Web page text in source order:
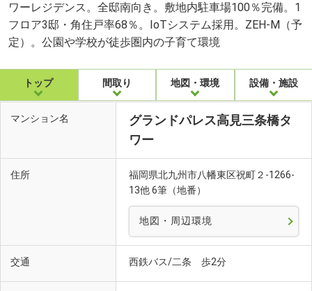
ワーレジデンス。全邸南向き。敷地内駐車場100％完備。1
フロア3邸・角住戸率68％。IoTシステム採用。ZEH-M（予
定）。公園や学校が徒歩圏内の子育て環境
トップ 間取り 地図・環境 設備・施設
マンション名
グランドパレス高見三条橋タ
ワー
住所
福岡県北九州市八幡東区祝町２-1266-
13他 6筆（地番）
地図・周辺環境
交通 西鉄バス/二条 歩2分